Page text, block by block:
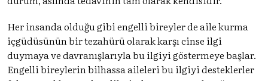
Her insanda olduğu gibi engelli bireyler de aile kurma
içgüdüsünün bir tezahürü olarak karşı cinse ilgi
duymaya ve davranışlarıyla bu ilgiyi göstermeye başlar.
Engelli bireylerin bilhassa aileleri bu ilgiyi desteklerler